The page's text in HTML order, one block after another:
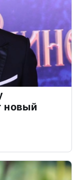
новый